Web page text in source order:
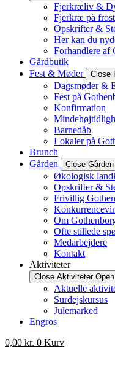
Fjerkræliv &
Fjerkræ på frost
Opskrifter &
Her kan du
Forhandlere af
Gårdbutik
Fest & Møder
Close
Dagsmøder &
Fest på
Konfirmation
Barnedåb
Lokaler på
Brunch
Gården
Close Gården
Økologisk
Opskrifter &
Frivillig
Om
Ofte stillede
Medarbejdere
Kontakt
Aktiviteter
Close Aktiviteter
Aktuelle
Surdejskursus
Julemarked
Engros
0,00 kr. 0 Kurv